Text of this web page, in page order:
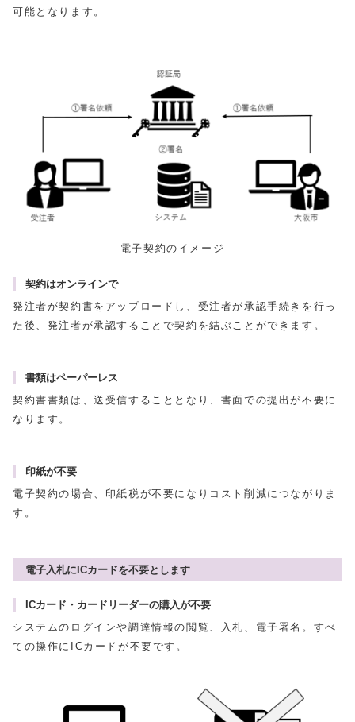
可能となります。
電子契約のイメージ
契約はオンラインで
発注者が契約書をアップロードし、受注者が承認手続きを行っ
た後、発注者が承認することで契約を結ぶことができます。
書類はペーパーレス
契約書書類は、送受信することとなり、書面での提出が不要に
なります。
印紙が不要
電子契約の場合、印紙税が不要になりコスト削減につながりま
す。
電子入札にICカードを不要とします
ICカード・カードリーダーの購入が不要
システムのログインや調達情報の閲覧、入札、電子署名。すべ
ての操作にICカードが不要です。